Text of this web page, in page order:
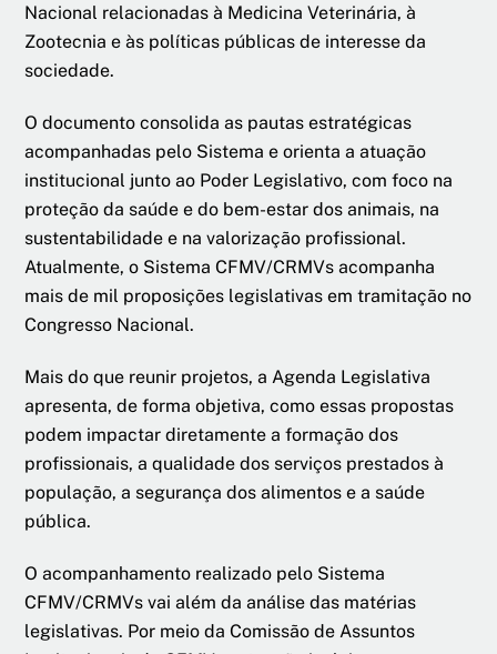
Nacional relacionadas à Medicina Veterinária, à
Zootecnia e às políticas públicas de interesse da
sociedade.
O documento consolida as pautas estratégicas
acompanhadas pelo Sistema e orienta a atuação
institucional junto ao Poder Legislativo, com foco na
proteção da saúde e do bem-estar dos animais, na
sustentabilidade e na valorização profissional.
Atualmente, o Sistema CFMV/CRMVs acompanha
mais de mil proposições legislativas em tramitação no
Congresso Nacional.
Mais do que reunir projetos, a Agenda Legislativa
apresenta, de forma objetiva, como essas propostas
podem impactar diretamente a formação dos
profissionais, a qualidade dos serviços prestados à
população, a segurança dos alimentos e a saúde
pública.
O acompanhamento realizado pelo Sistema
CFMV/CRMVs vai além da análise das matérias
legislativas. Por meio da Comissão de Assuntos